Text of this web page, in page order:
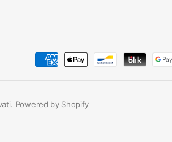
Powered by Shopify